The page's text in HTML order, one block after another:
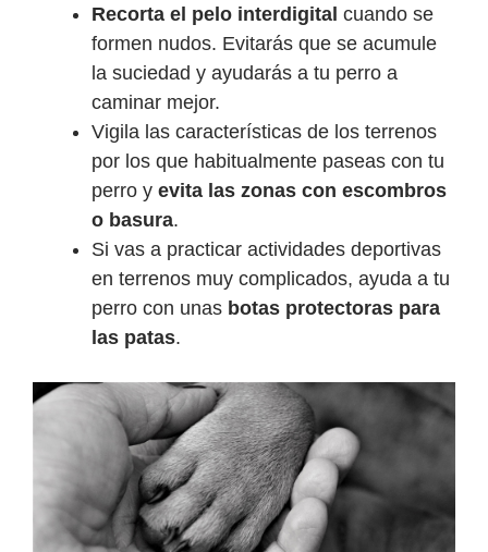
Recorta el pelo interdigital cuando se
formen nudos. Evitarás que se acumule
la suciedad y ayudarás a tu perro a
caminar mejor.
Vigila las características de los terrenos
por los que habitualmente paseas con tu
perro y evita las zonas con escombros
o basura.
Si vas a practicar actividades deportivas
en terrenos muy complicados, ayuda a tu
perro con unas botas protectoras para
las patas.